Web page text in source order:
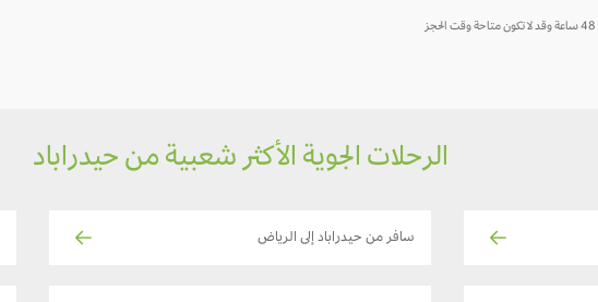
الرحلات الجوية الأكثر شعبية من حيدراباد
سافر من حيدراباد إلى الرياض